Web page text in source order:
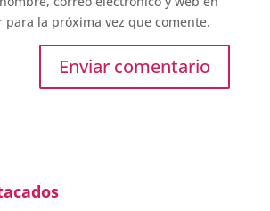
para la próxima vez que comente.